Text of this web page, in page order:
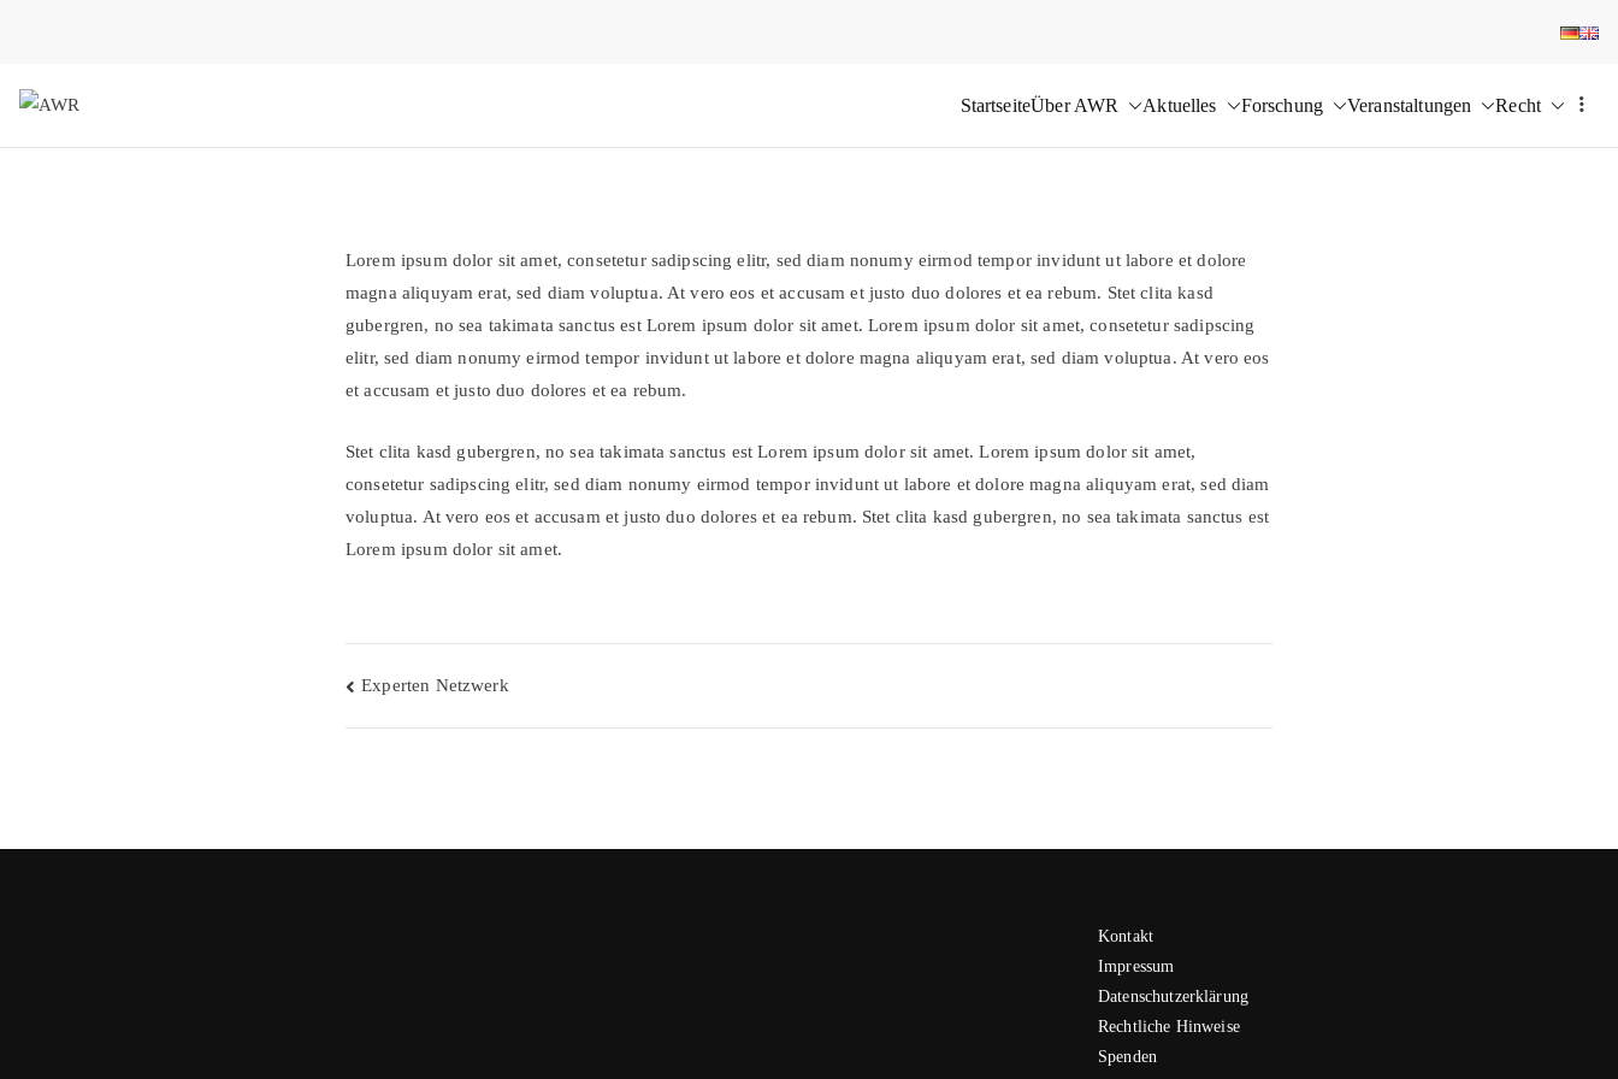
AWR
StartseiteÜber AWR Aktuelles Forschung Veranstaltungen Recht
Lorem ipsum dolor sit amet, consetetur sadipscing elitr, sed diam nonumy eirmod tempor invidunt ut labore et dolore
magna aliquyam erat, sed diam voluptua. At vero eos et accusam et justo duo dolores et ea rebum. Stet clita kasd
gubergren, no sea takimata sanctus est Lorem ipsum dolor sit amet. Lorem ipsum dolor sit amet, consetetur sadipscing
elitr, sed diam nonumy eirmod tempor invidunt ut labore et dolore magna aliquyam erat, sed diam voluptua. At vero eos
et accusam et justo duo dolores et ea rebum.
Stet clita kasd gubergren, no sea takimata sanctus est Lorem ipsum dolor sit amet. Lorem ipsum dolor sit amet,
consetetur sadipscing elitr, sed diam nonumy eirmod tempor invidunt ut labore et dolore magna aliquyam erat, sed diam
voluptua. At vero eos et accusam et justo duo dolores et ea rebum. Stet clita kasd gubergren, no sea takimata sanctus est
Lorem ipsum dolor sit amet.
Beitragsnavigation
Experten Netzwerk
Kontakt
Impressum
Datenschutzerklärung
Rechtliche Hinweise
Spenden